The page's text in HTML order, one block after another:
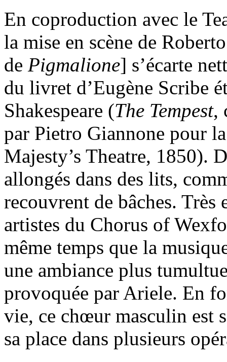
En coproduction avec le
la mise en scène de
de Pigmalione] s’écarte
du livret d’Eugène Scribe
Shakespeare (The Tempest,
par Pietro Giannone pour
Majesty’s Theatre, 1850).
allongés dans des lits,
recouvrent de bâches.
artistes du Chorus of
même temps que la
une ambiance plus
provoquée par Ariele. En
vie, ce chœur masculin est
sa place dans plusieurs